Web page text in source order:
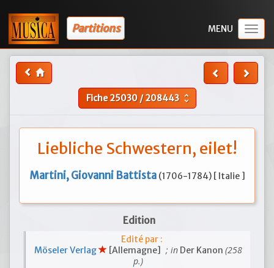
Partitions
Fiche25030/208443 unfold_more
Liebliche Schwestern, eilet!
Martini, Giovanni Battista (1706-1784) [ Italie ]
Edition
Edité par :
Möseler Verlag
[Allemagne] ; inDer Kanon (258
p.)